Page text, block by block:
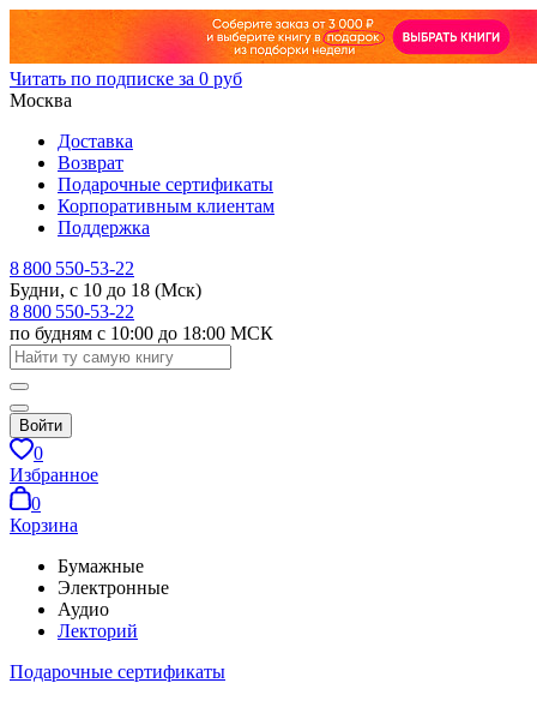
Читать по подписке за 0 руб
Москва
Доставка
Возврат
Подарочные сертификаты
Корпоративным клиентам
Поддержка
8 800 550-53-22
Будни, с 10 до 18 (Мск)
8 800 550-53-22
по будням с 10:00 до 18:00 МСК
Войти
0
Избранное
0
Корзина
Бумажные
Электронные
Аудио
Лекторий
Подарочные сертификаты